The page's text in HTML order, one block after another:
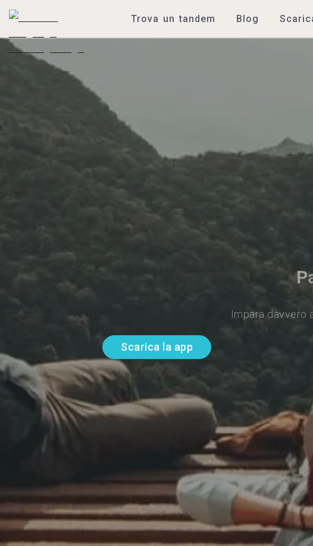
Trova un tandem Blog
Impara davvero
Scarica la app